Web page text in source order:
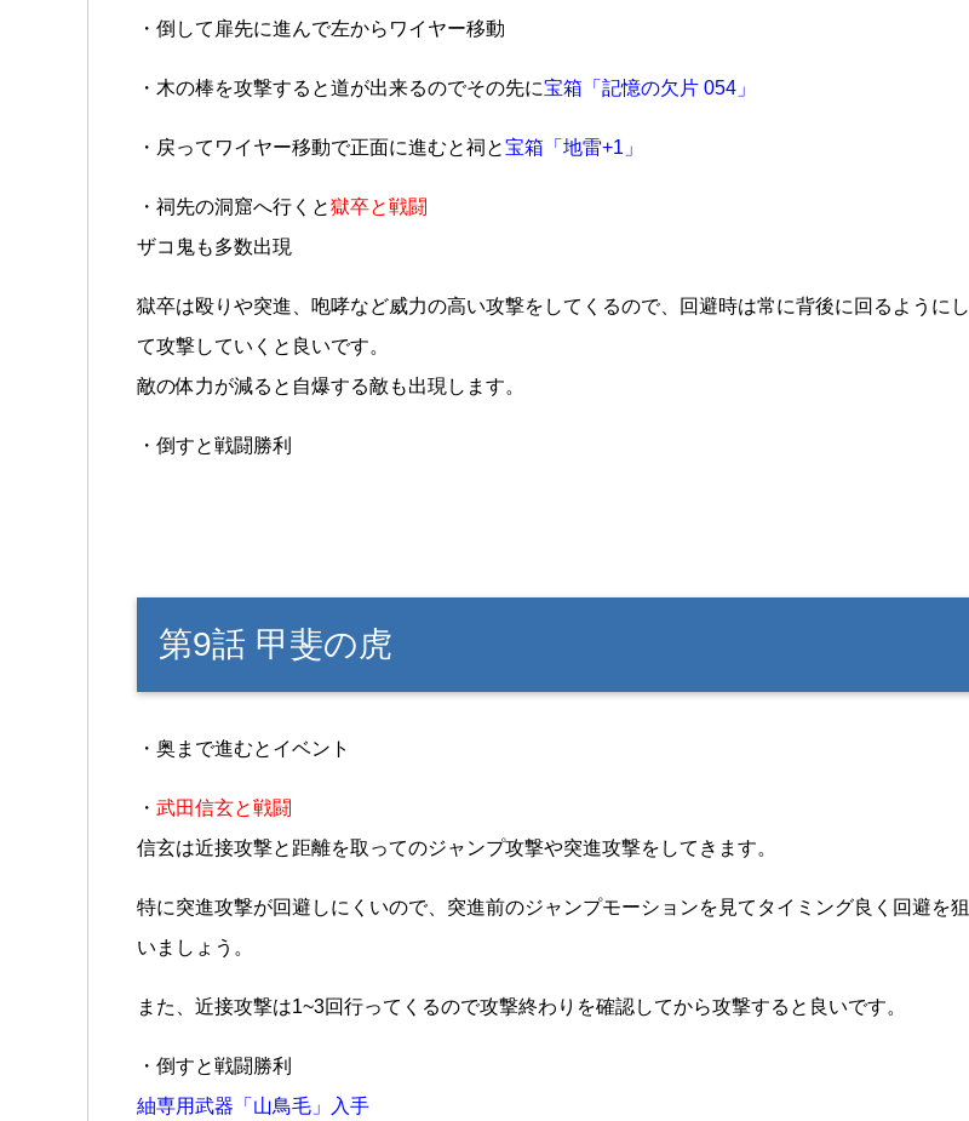
・倒して扉先に進んで左からワイヤー移動
・木の棒を攻撃すると道が出来るのでその先に宝箱「記憶の欠片 054」
・戻ってワイヤー移動で正面に進むと祠と宝箱「地雷+1」
・祠先の洞窟へ行くと獄卒と戦闘
ザコ鬼も多数出現
獄卒は殴りや突進、咆哮など威力の高い攻撃をしてくるので、回避時は常に背後に回るようにし
て攻撃していくと良いです。
敵の体力が減ると自爆する敵も出現します。
・倒すと戦闘勝利
第9話 甲斐の虎
・奥まで進むとイベント
・ 武田信玄と戦闘
信玄は近接攻撃と距離を取ってのジャンプ攻撃や突進攻撃をしてきます。
特に突進攻撃が回避しにくいので、突進前のジャンプモーションを見てタイミング良く回避を狙
いましょう。
また、近接攻撃は1~3回行ってくるので攻撃終わりを確認してから攻撃すると良いです。
・倒すと戦闘勝利
紬専用武器「山鳥毛」入手